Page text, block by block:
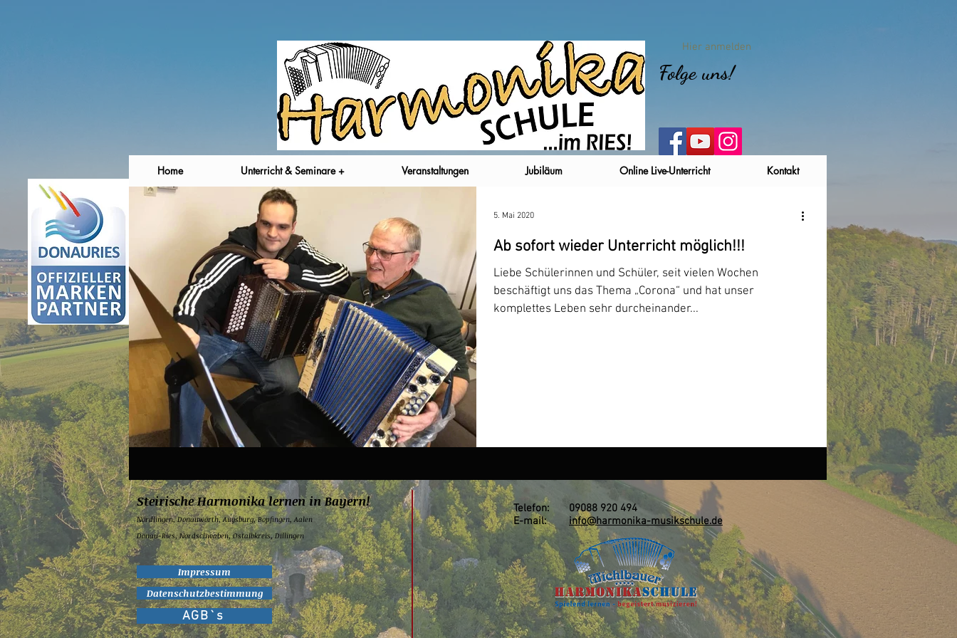
Hier anmelden
Folge uns!
Ab sofort wieder Unterricht möglich!!!
Liebe Schülerinnen und Schüler, seit vielen Wochen
beschäftigt uns das Thema „Corona“ und hat unser
komplettes Leben sehr durcheinander...
5. Mai 2020
Home Unterricht & Seminare + Veranstaltungen Jubiläum Online Live-Unterricht Kontakt
Steirische Harmonika lernen in Bayern!
Nördlingen,Donauwörth,Augsburg,Bopfingen,Aalen
Donau-Ries, Nordschwaben, Ostalbkreis, Dillingen
Telefon: 09088 920 494
E-mail:info@harmonika-musikschule.de
Datenschutzbestimmung
Impressum
AGB`s